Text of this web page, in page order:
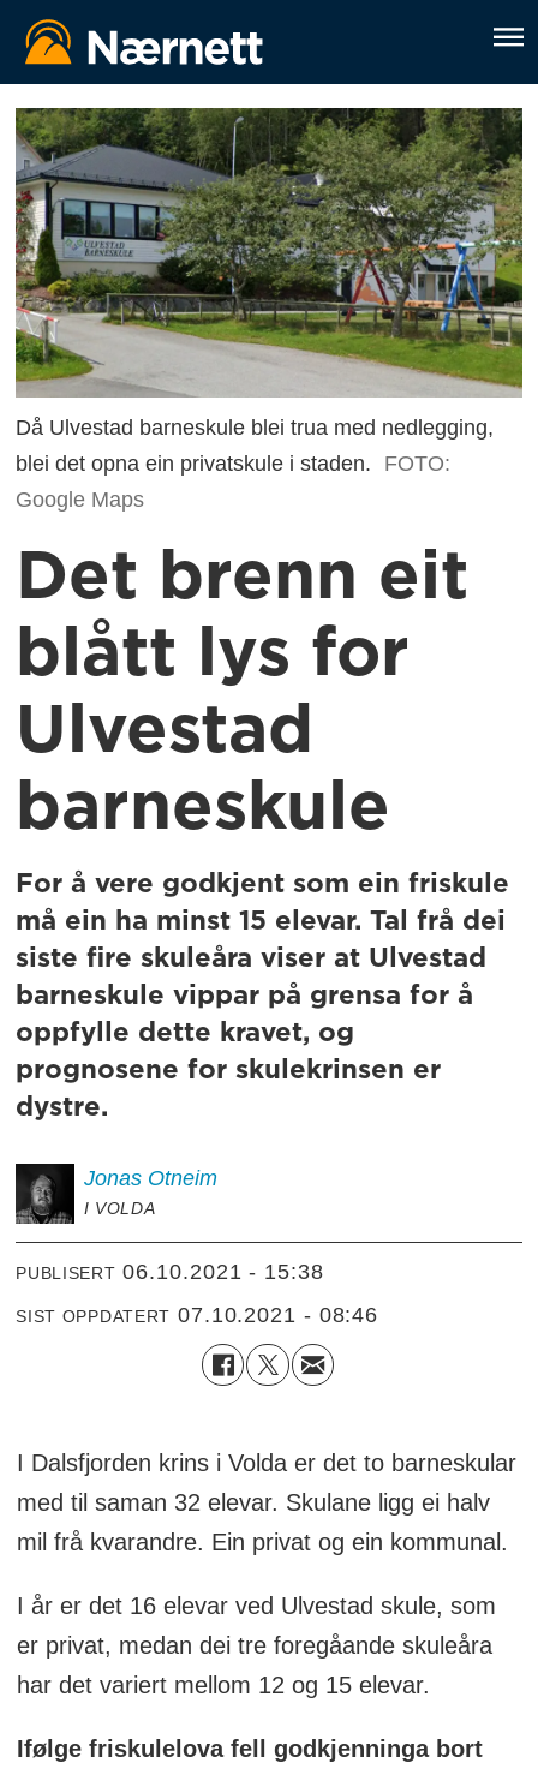
Då Ulvestad barneskule blei trua med nedlegging,
blei det opna ein privatskule i staden.
FOTO:
Google Maps
Det brenn eit
blått lys for
Ulvestad
barneskule
For å vere godkjent som ein friskule
må ein ha minst 15 elevar. Tal frå dei
siste fire skuleåra viser at Ulvestad
barneskule vippar på grensa for å
oppfylle dette kravet, og
prognosene for skulekrinsen er
dystre.
Jonas Otneim
I VOLDA
PUBLISERT 06.10.2021 - 15:38
SIST OPPDATERT 07.10.2021 - 08:46
I Dalsfjorden krins i Volda er det to barneskular
med til saman 32 elevar. Skulane ligg ei halv
mil frå kvarandre. Ein privat og ein kommunal.
I år er det 16 elevar ved Ulvestad skule, som
er privat, medan dei tre foregåande skuleåra
har det variert mellom 12 og 15 elevar.
Ifølge friskulelova fell godkjenninga bort